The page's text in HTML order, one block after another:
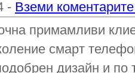
- Вземи
примамливи
смарт
дизайн и